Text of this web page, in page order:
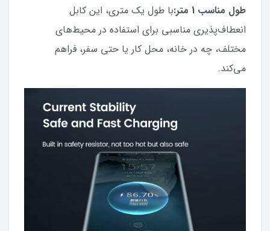
طول مناسب 1 متر:
با طول یک متری، این کابل
انعطاف‌پذیری مناسبی برای استفاده در محیط‌های
مختلف، چه در خانه، محل کار یا حتی سفر، فراهم
می‌کند.